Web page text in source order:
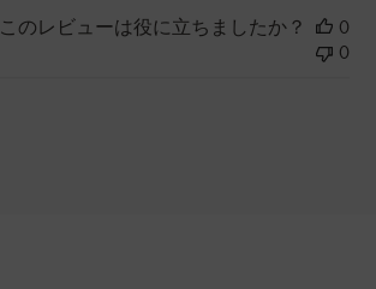
このレビューは役に立ちましたか？
0
0